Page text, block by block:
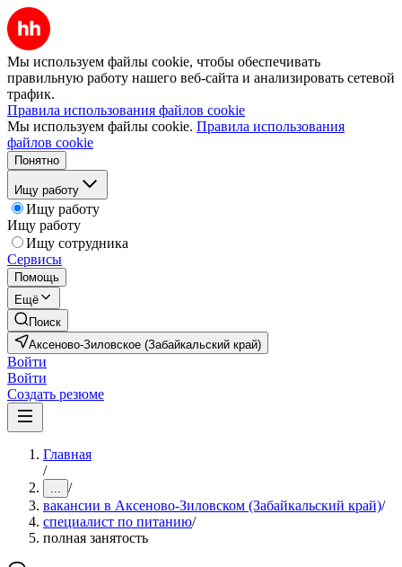
Мы используем файлы cookie, чтобы обеспечивать
правильную работу нашего веб-сайта и анализировать сетевой
трафик.
Правила использования файлов cookie
Мы используем файлы cookie. Правила использования
файлов cookie
Понятно
Ищу работу
Ищу работу
Ищу работу
Ищу сотрудника
Сервисы
Помощь
Ещё
Поиск
Аксеново-Зиловское (Забайкальский край)
Войти
Войти
Создать резюме
Главная
/
... /
вакансии в Аксеново-Зиловском (Забайкальский край)/
специалист по питанию/
полная занятость